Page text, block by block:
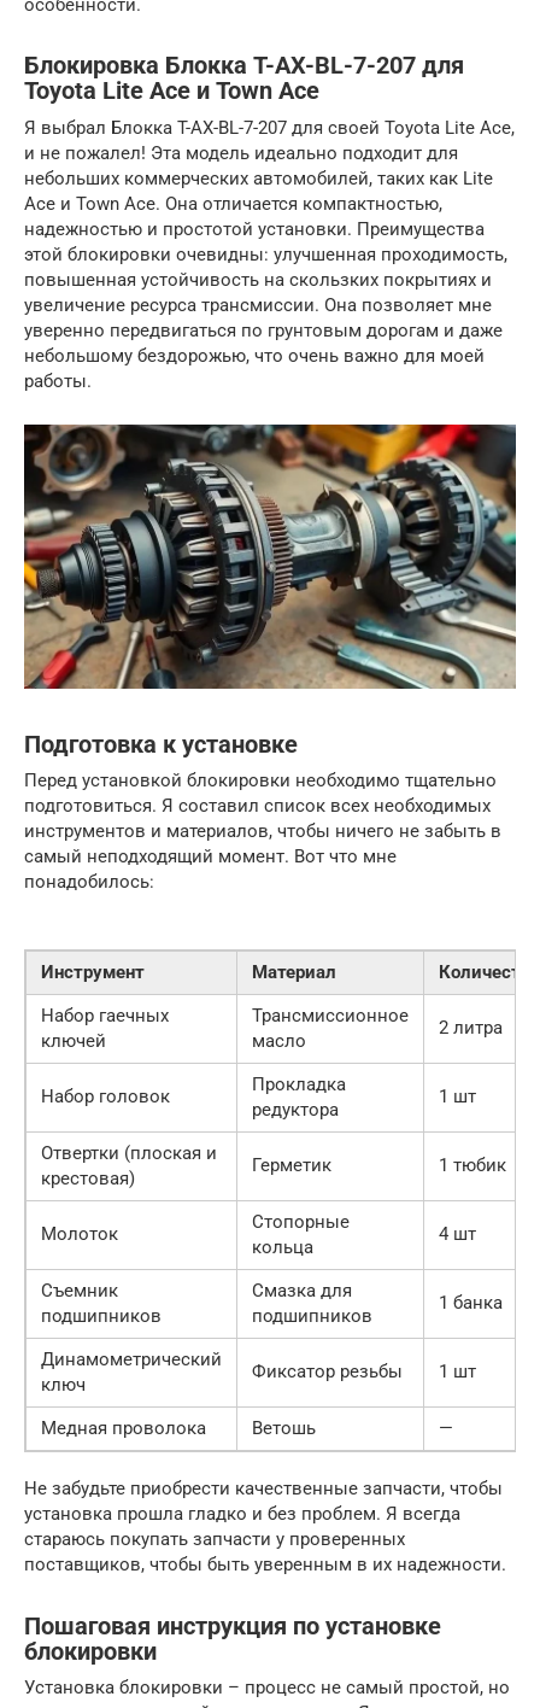
особенности.
Блокировка Блокка T-AX-BL-7-207 для
Toyota Lite Ace и Town Ace
Я выбрал Блокка T-AX-BL-7-207 для своей Toyota Lite Ace,
и не пожалел! Эта модель идеально подходит для
небольших коммерческих автомобилей, таких как Lite
Ace и Town Ace. Она отличается компактностью,
надежностью и простотой установки. Преимущества
этой блокировки очевидны: улучшенная проходимость,
повышенная устойчивость на скользких покрытиях и
увеличение ресурса трансмиссии. Она позволяет мне
уверенно передвигаться по грунтовым дорогам и даже
небольшому бездорожью, что очень важно для моей
работы.
Подготовка к установке
Перед установкой блокировки необходимо тщательно
подготовиться. Я составил список всех необходимых
инструментов и материалов, чтобы ничего не забыть в
самый неподходящий момент. Вот что мне
понадобилось:
Инструмент Материал
Количество
Набор гаечных
ключей
Трансмиссионное
масло
2 литра
Набор головок
Прокладка
редуктора
1 шт
Отвертки (плоская и
крестовая)
Герметик 1 тюбик
Молоток
Стопорные
кольца
4 шт
Съемник
подшипников
Смазка для
подшипников
1 банка
Динамометрический
ключ
Фиксатор резьбы 1 шт
Медная проволока Ветошь —
Не забудьте приобрести качественные запчасти, чтобы
установка прошла гладко и без проблем. Я всегда
стараюсь покупать запчасти у проверенных
поставщиков, чтобы быть уверенным в их надежности.
Пошаговая инструкция по установке
блокировки
Установка блокировки – процесс не самый простой, но